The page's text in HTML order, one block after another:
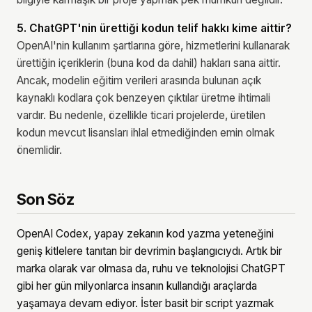
5. ChatGPT'nin ürettiği kodun telif hakkı kime aittir?
OpenAI'nin kullanım şartlarına göre, hizmetlerini kullanarak
ürettiğin içeriklerin (buna kod da dahil) hakları sana aittir.
Ancak, modelin eğitim verileri arasında bulunan açık
kaynaklı kodlara çok benzeyen çıktılar üretme ihtimali
vardır. Bu nedenle, özellikle ticari projelerde, üretilen
kodun mevcut lisansları ihlal etmediğinden emin olmak
önemlidir.
Son Söz
OpenAI Codex, yapay zekanın kod yazma yeteneğini
geniş kitlelere tanıtan bir devrimin başlangıcıydı. Artık bir
marka olarak var olmasa da, ruhu ve teknolojisi ChatGPT
gibi her gün milyonlarca insanın kullandığı araçlarda
yaşamaya devam ediyor. İster basit bir script yazmak